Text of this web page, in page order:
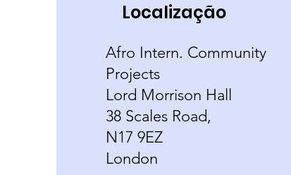
Localização
Afro Intern. Community
Projects
Lord Morrison Hall
38 Scales Road,
N17 9EZ
London